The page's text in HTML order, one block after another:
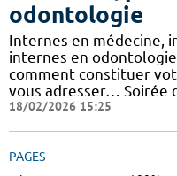
odontologie
Internes en médecine,
internes en
comment constituer
vous adresser… Soirée
18/02/2026 15:25
PAGES